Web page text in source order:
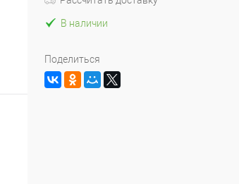
В наличии
Поделиться